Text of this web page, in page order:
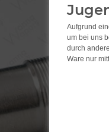
Aufgrund
um bei uns
durch
Ware nur